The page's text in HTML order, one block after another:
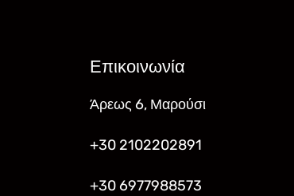
Επικοινωνία
Άρεως 6, Μαρούσι
+30 2102202891
+30 6977988573